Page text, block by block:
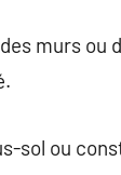
murs ou
sol ou